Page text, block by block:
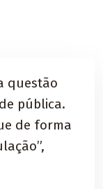
questão
pública.
de forma